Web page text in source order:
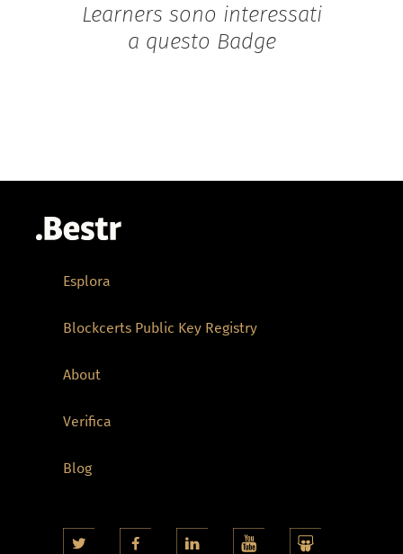
Learners sono interessati
a questo Badge
Esplora
Blockcerts Public Key Registry
About
Verifica
Blog